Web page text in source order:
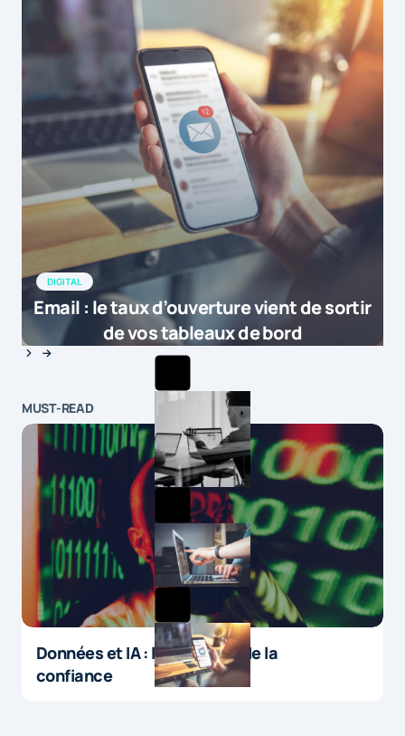
DIGITAL
Email : le taux d’ouverture vient de sortir
de vos tableaux de bord
MUST-READ
Données et IA : le paradoxe de la
confiance